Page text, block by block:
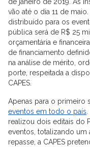
vão até o dia 11 de
distribuído para os
pública será de R$ 25
orçamentária e
de financiamento
na análise de mérito,
porte, respeitada a
CAPES.
Apenas para o primeiro
eventos em todo o país
realizou dois editais do
eventos, totalizando
repasse, a CAPES